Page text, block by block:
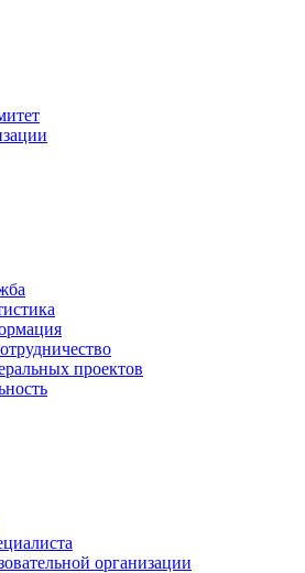
проектов
организации